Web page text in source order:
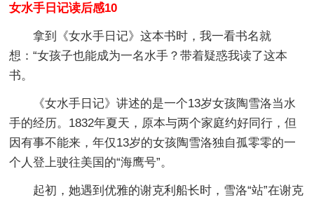
女水手日记读后感10
拿到《女水手日记》这本书时，我一看书名就
想：“女孩子也能成为一名水手？带着疑惑我读了这本
书。
《女水手日记》讲述的是一个13岁女孩陶雪洛当水
手的经历。1832年夏天，原本与两个家庭约好同行，但
因有事不能来，年仅13岁的女孩陶雪洛独自孤零零的一
个人登上驶往美国的“海鹰号”。
起初，她遇到优雅的谢克利船长时，雪洛“站”在谢克